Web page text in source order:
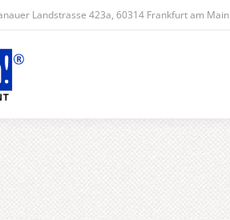
Landstrasse 423a, 60314 Frankfurt am Main